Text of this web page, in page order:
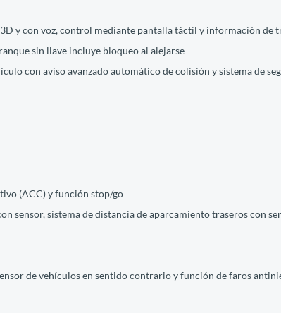
y con voz, control mediante pantalla táctil y información de
sin llave incluye bloqueo al alejarse
con aviso avanzado automático de colisión y sistema de
(ACC) y función stop/go
sensor, sistema de distancia de aparcamiento traseros con
de vehículos en sentido contrario y función de faros